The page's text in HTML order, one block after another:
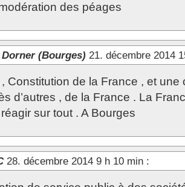
des péages
(Bourges) 21. décembre 2014
Constitution de la France , et une
d’autres , de la France . La
sur tout . A Bourges
28. décembre 2014 9 h 10 min :